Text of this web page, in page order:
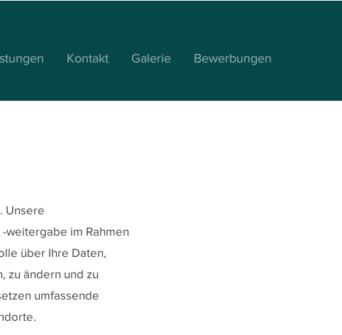
Kontakt Galerie Bewerbungen
Unsere
weitergabe im Rahmen
über Ihre Daten,
zu ändern und zu
umfassende